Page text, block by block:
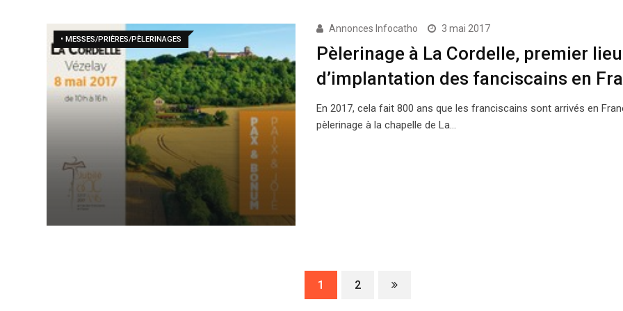
• MESSES/PRIÈRES/PÈLERINAGES
Annonces Infocatho 3 mai 2017
Pèlerinage à La Cordelle, premier lieu
d’implantation des fanciscains en
En 2017, cela fait 800 ans que les franciscains sont arrivés en
pèlerinage à la chapelle de La…
1 2